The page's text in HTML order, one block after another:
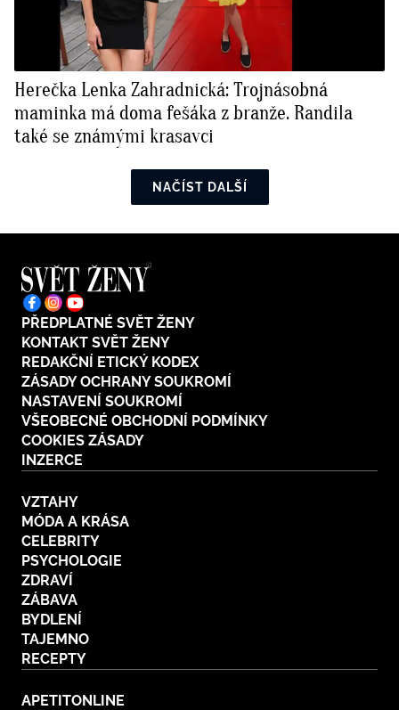
Herečka Lenka Zahradnická: Trojnásobná
maminka má doma fešáka z branže. Randila
také se známými krasavci
NAČÍST DALŠÍ
PŘEDPLATNÉ SVĚT ŽENY
KONTAKT SVĚT ŽENY
REDAKČNÍ ETICKÝ KODEX
ZÁSADY OCHRANY SOUKROMÍ
NASTAVENÍ SOUKROMÍ
VŠEOBECNÉ OBCHODNÍ PODMÍNKY
COOKIES ZÁSADY
INZERCE
VZTAHY
MÓDA A KRÁSA
CELEBRITY
PSYCHOLOGIE
ZDRAVÍ
ZÁBAVA
BYDLENÍ
TAJEMNO
RECEPTY
APETITONLINE